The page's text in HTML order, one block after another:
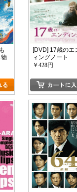
[DVD] 17歳のエ
ィングノート
￥428円